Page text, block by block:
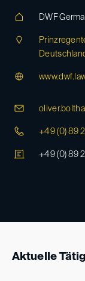
DWF
+49 (0) 89
+49 (0) 89
Aktuelle